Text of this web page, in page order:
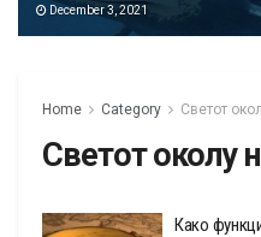
December 3, 2021
Home Category Светот
Светот околу
Како